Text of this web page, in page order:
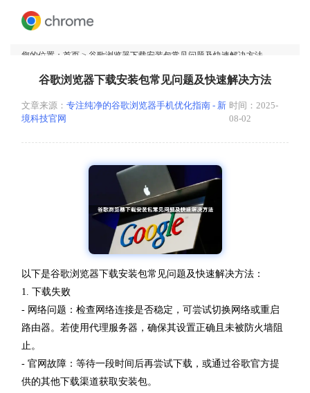
您的位置： 首页 > 谷歌浏览器下载安装包常见问题及快速解决方法
谷歌浏览器下载安装包常见问题及快速解决方法
文章来源： 专注纯净的谷歌浏览器手机优化指南 - 新
境科技官网
时间：2025-
08-02
以下是谷歌浏览器下载安装包常见问题及快速解决方法：
1. 下载失败
- 网络问题：检查网络连接是否稳定，可尝试切换网络或重启
路由器。若使用代理服务器，确保其设置正确且未被防火墙阻
止。
- 官网故障：等待一段时间后再尝试下载，或通过谷歌官方提
供的其他下载渠道获取安装包。